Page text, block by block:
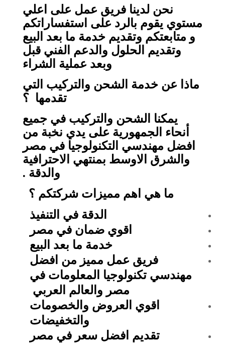
نحن لدينا فريق عمل على اعلي
مستوي يقوم بالرد على استفساراتكم
و متابعتكم وتقديم خدمة ما بعد البيع
وتقديم الحلول والدعم الفني قبل
وبعد عملية الشراء
ماذا عن خدمة الشحن والتركيب التي
تقدمها ؟
يمكنا الشحن والتركيب في جميع
أنحاء الجمهورية على يدي نخبة من
افضل مهندسي التكنولوجيا في مصر
والشرق الاوسط بمنتهي الاحترافية
والدقة .
ما هي اهم مميزات شركتكم ؟
الدقة في التنفيذ
اقوي ضمان في مصر
خدمة ما بعد البيع
فريق عمل مميز من افضل
مهندسي تكنولوجيا المعلومات في
مصر والعالم العربي
اقوي العروض والخصومات
والتخفيضات
تقديم افضل سعر في مصر